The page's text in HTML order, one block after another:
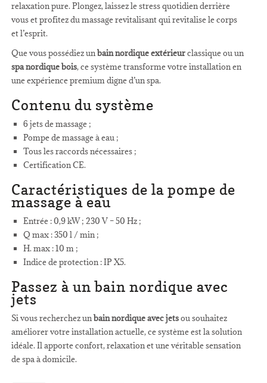
relaxation pure. Plongez, laissez le stress quotidien derrière
vous et profitez du massage revitalisant qui revitalise le corps
et l’esprit.
Que vous possédiez unbain nordique extérieurclassique ou un
spa nordique bois, ce système transforme votre installation en
une expérience premium digne d’un spa.
Contenu du système
6 jets de massage ;
Pompe de massage à eau ;
Tous les raccords nécessaires ;
Certification CE.
Caractéristiques de la pompe de
massage à eau
Entrée : 0,9 kW ; 230 V – 50 Hz ;
Q max : 350 l / min ;
H. max : 10 m ;
Indice de protection : IP X5.
Passez à un bain nordique avec
jets
Si vous recherchez unbain nordique avec jetsou souhaitez
améliorer votre installation actuelle, ce système est la solution
idéale. Il apporte confort, relaxation et une véritable sensation
de spa à domicile.